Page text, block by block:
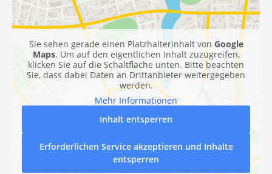
Sie sehen gerade einen Platzhalterinhalt von Google
Maps. Um auf den eigentlichen Inhalt zuzugreifen,
klicken Sie auf die Schaltfläche unten. Bitte beachten
Sie, dass dabei Daten an Drittanbieter weitergegeben
werden.
Mehr Informationen
Inhalt entsperren
Erforderlichen Service akzeptieren und Inhalte
entsperren